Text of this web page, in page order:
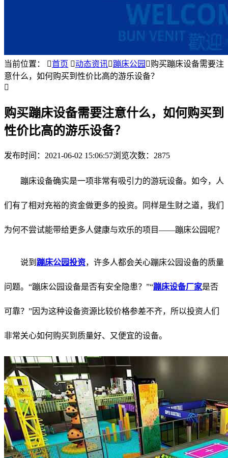
当前位置： 首页 动态资讯蹦床公园 购买蹦床设备需要注
意什么，如何购买到性价比高的游乐设备？

购买蹦床设备需要注意什么，如何购买到
性价比高的游乐设备？
发布时间： 2021-06-02 15:06:57浏览次数：2875
蹦床设备确实是一项非常有吸引力的游玩设备。如今，人
们有了相对充裕的资金做更多的投资。同样是生财之道，我们
为何不尝试能带给更多人健康与欢乐的项目——蹦床公园呢？
说到 蹦床公园投资，许多人都会关心蹦床公园设备的质量
问题。“蹦床公园设备是否有安全隐患？”“蹦床设备厂家是否
可靠？”因为这种设备资源比较价格参差不齐，所以投资人们
非常关心如何购买到质量好、又便宜的设备。